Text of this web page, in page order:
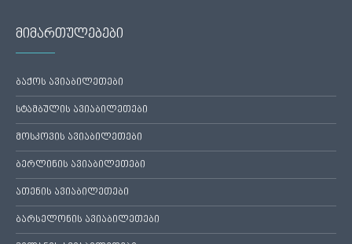
მიმართულებები
ბაქოს ავიაბილეთები
სტამბულის ავიაბილეთები
მოსკოვის ავიაბილეთები
ბერლინის ავიაბილეთები
ათენის ავიაბილეთები
ბარსელონის ავიაბილეთები